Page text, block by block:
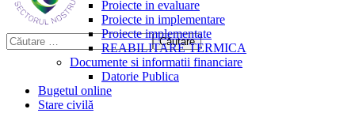
Proiecte in evaluare
Proiecte in implementare
Proiecte implementate
REABILITARE TERMICA
Documente si informatii financiare
Datorie Publica
Bugetul online
Stare civilă